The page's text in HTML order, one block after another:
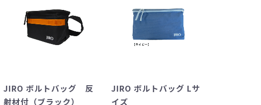
JIRO ボルトバッグ 反
射材付（ブラック）
JIRO ボルトバッグ Lサ
イズ